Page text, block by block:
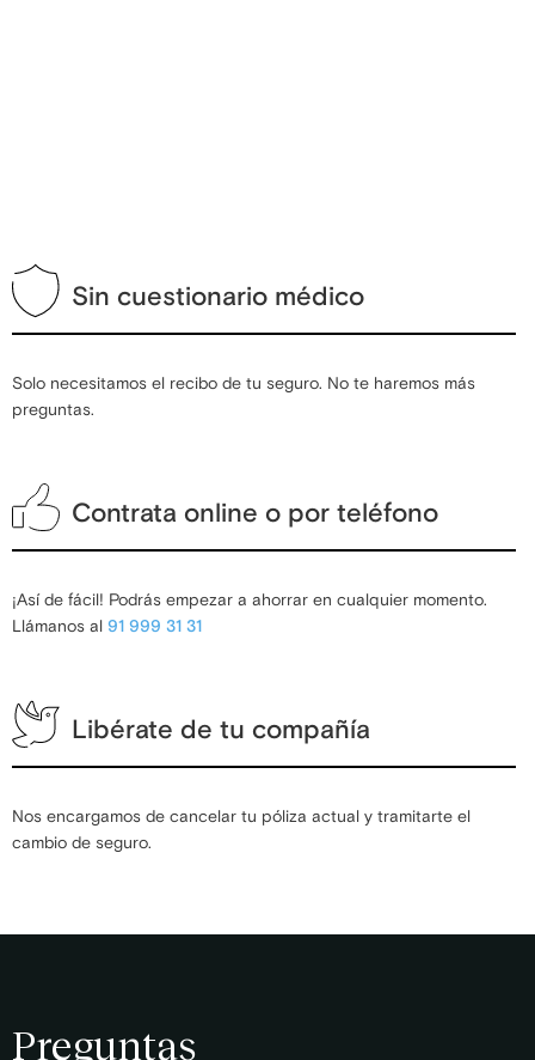
Sin cuestionario médico
Solo necesitamos el recibo de tu seguro. No te haremos más
preguntas.
Contrata online o por teléfono
¡Así de fácil! Podrás empezar a ahorrar en cualquier momento.
Llámanos al 91 999 31 31
Libérate de tu compañía
Nos encargamos de cancelar tu póliza actual y tramitarte el
cambio de seguro.
Preguntas